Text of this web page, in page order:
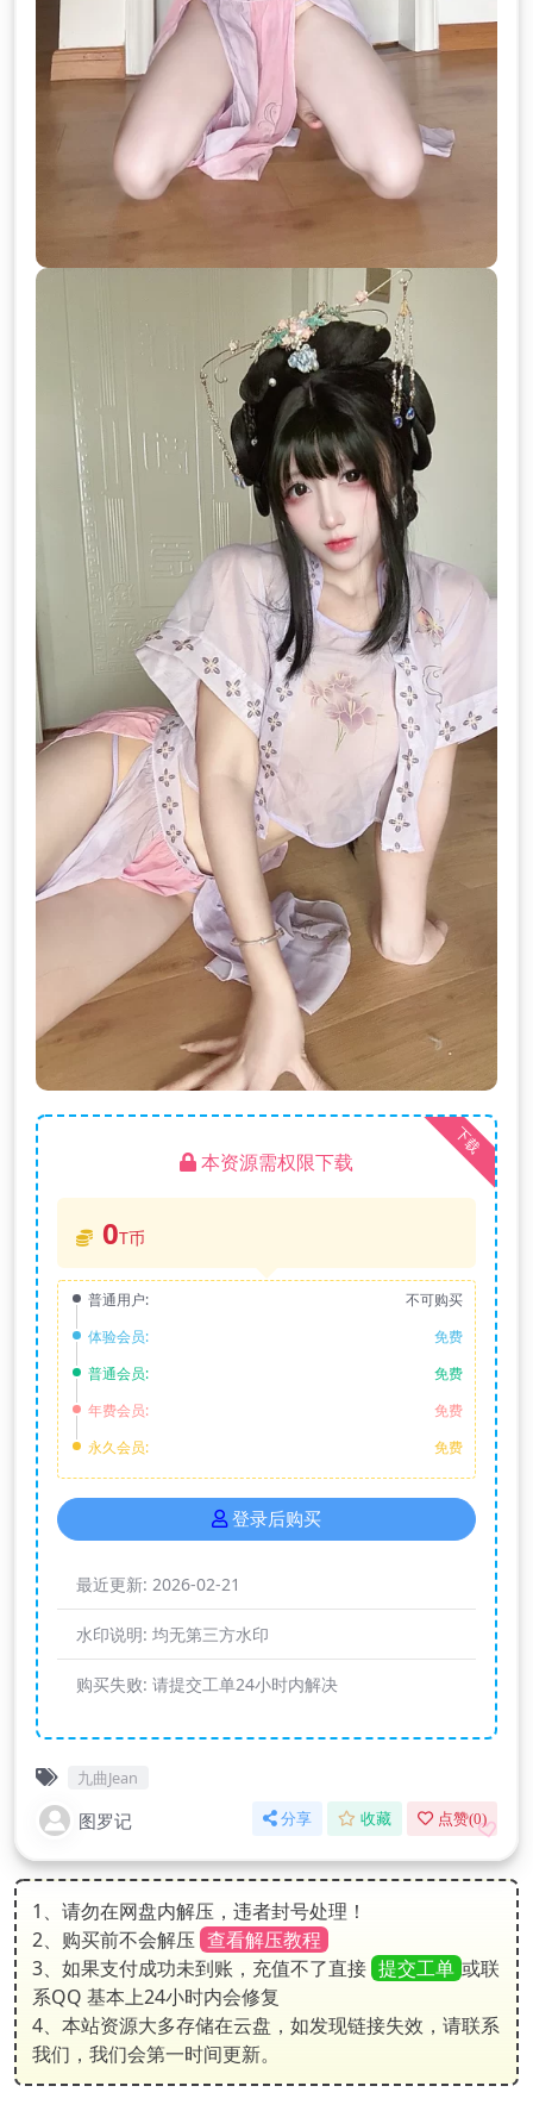
下载
本资源需权限下载
0T币
普通用户:
不可购买
体验会员:
免费
普通会员:
免费
年费会员:
免费
永久会员:
免费
登录后购买
最近更新: 2026-02-21
水印说明: 均无第三方水印
购买失败: 请提交工单24小时内解决
九曲Jean
图罗记 分享 收藏 点赞(0)
1、请勿在网盘内解压，违者封号处理！
2、购买前不会解压 查看解压教程
3、如果支付成功未到账，充值不了直接 提交工单 或联
系QQ 基本上24小时内会修复
4、本站资源大多存储在云盘，如发现链接失效，请联系
我们，我们会第一时间更新。